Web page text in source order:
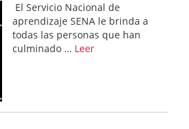
El Servicio Nacional de
aprendizaje SENA le brinda a
todas las personas que han
culminado … Leer